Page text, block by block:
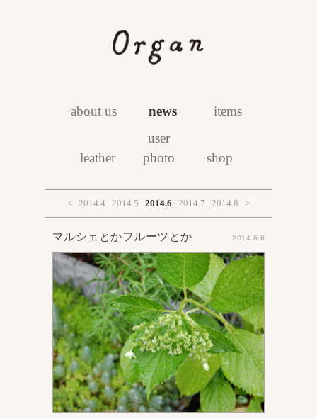
about us news items
leather
user
photo
shop
< 2014.4 2014.5 2014.6 2014.7 2014.8 >
マルシェとかフルーツとか 2014.6.6